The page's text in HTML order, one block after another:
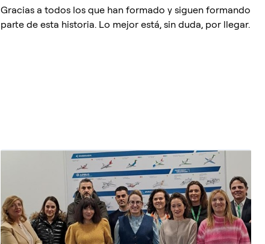
Gracias a todos los que han formado y siguen formando
parte de esta historia. Lo mejor está, sin duda, por llegar.